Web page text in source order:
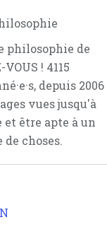
philosophie de
! 4115
depuis 2006
vues jusqu'à
et être apte à un
choses.